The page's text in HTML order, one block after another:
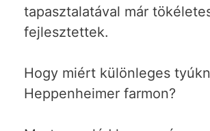
tapasztalatával már
fejlesztettek.
Hogy miért különleges
Heppenheimer farmon?